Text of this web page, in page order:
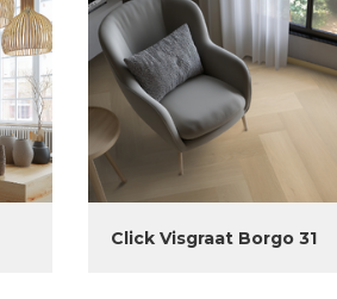
Click Visgraat Borgo 31